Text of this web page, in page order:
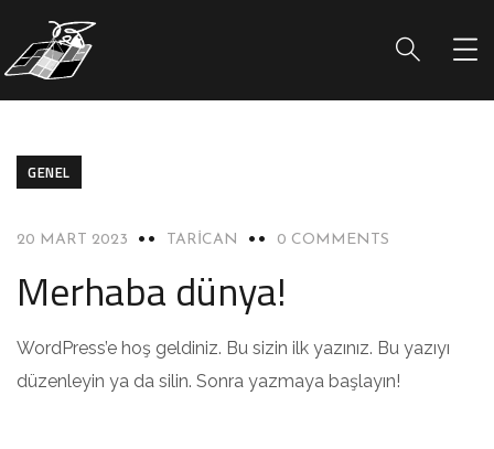
GENEL
20 MART 2023 TARICAN 0 COMMENTS
Merhaba dünya!
WordPress’e hoş geldiniz. Bu sizin ilk yazınız. Bu yazıyı
düzenleyin ya da silin. Sonra yazmaya başlayın!